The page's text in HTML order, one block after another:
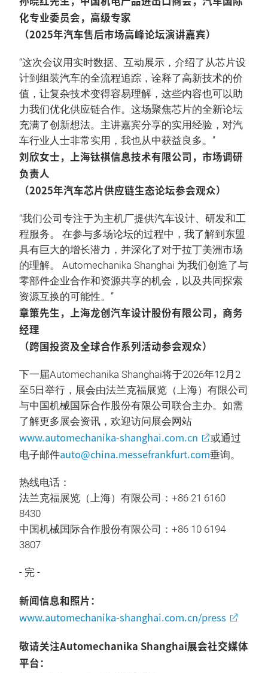
化专业委员会，高级专家
（2025年汽车售后市场高峰论坛演讲嘉宾）
“这次会议用实时数据、互动展示，介绍了从芯片设
计到组装汽车的全流程追踪，诠释了高新技术的价
值，让复杂技术变得容易理解，这些内容也可以助
力我们优化供应链合作。这场聚焦芯片的全新论坛
充满了创新想法。主讲嘉宾分享的实用经验，对汽
车行业人士非常实用，我也从中获益良多。”
刘欣女士，上海钛祺信息技术有限公司，市场调研
负责人
（2025年汽车芯片供应链生态论坛参会观众）
“我们公司专注于为主机厂提供汽车设计、研发和工
程服务。 在参与多场论坛的过程中，我了解到东盟
具有巨大的增长潜力，并深化了对于拉丁美洲市场
的理解。 Automechanika Shanghai 为我们创造了与
零部件企业合作和资源共享的机会，以及共同探索
资源互换的可能性。”
章策先生，上海龙创汽车设计股份有限公司，商务
经理
（跨国投资及全球合作系列活动参会观众）
下一届Automechanika Shanghai将于2026年12月2
至5日举行，展会由法兰克福展览（上海）有限公司
与中国机械国际合作股份有限公司联合主办。如需
了解更多展会资讯，欢迎访问展会网站
www.automechanika-shanghai.com.cn
或通过
电子邮件auto@china.messefrankfurt.com垂询。
热线电话：
法兰克福展览（上海）有限公司：+86 21 6160
8430
中国机械国际合作股份有限公司：+86 10 6194
3807
- 完 -
新闻信息和照片：
www.automechanika-shanghai.com.cn/press
敬请关注Automechanika Shanghai展会社交媒体
平台：